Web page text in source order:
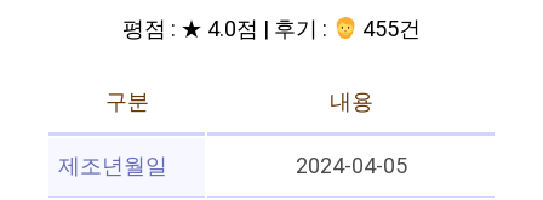
평점 : ★ 4.0점 | 후기 :
455건
구분
내용
제조년월일
2024-04-05